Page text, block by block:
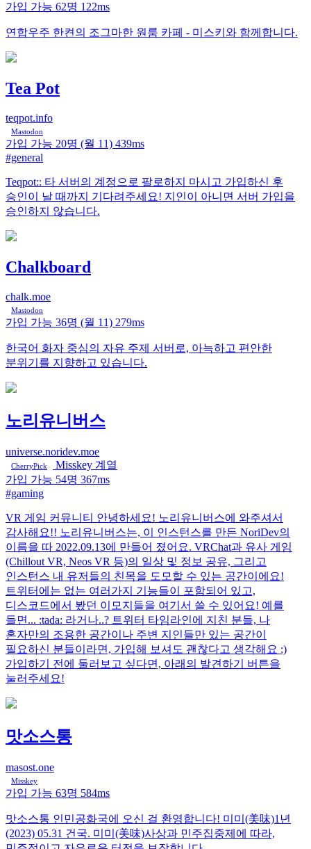
가입 가능 62명 122ms
연합우주 한켠의 조그마한 원룸 카페 - 미스키와 함께합니다.
Tea Pot
teqpot.info
Mastodon
가입 가능 20명 (월 11) 439ms
#general
Teqpot:: 타 서버의 계정으로 팔로하지 마시고 가입하신 후
승인이 날 때까지 기다려주세요! 지인이 아니면 서버 가입을
승인하지 않습니다.
Chalkboard
chalk.moe
Mastodon
가입 가능 36명 (월 11) 279ms
한국어 화자 중심의 자유 주제 서버로, 아늑하고 편안한
분위기를 지향하고 있습니다.
노리유니버스
universe.noridev.moe
CherryPick
Misskey 계열
가입 가능 54명 367ms
#gaming
VR 게임 커뮤니티 안녕하세요! 노리유니버스에 와주셔서
감사해요!! 노리유니버스는, 이 인스턴스를 만든 NoriDev의
이름을 따 2022.09.13에 만들어 졌어요. VRChat과 유사 게임
(Chillout VR, Neos VR 등)의 일상 및 정보 공유, 그리고
인스턴스 내 유저들의 친목을 도모할 수 있는 공간이에요!
트위터에는 없는 여러가지 기능들이 포함되어 있고,
디스코드에서 봤던 이모지들을 여기서 쓸 수 있어요! 예를
들면... :tada: 라거나..? 트위터 타임라인에 지친 분들, 나
혼자만의 조용한 공간이나 주변 지인들만 있는 공간이
필요하신 분들이라면, 가입해 보셔도 괜찮다고 생각해요 :)
가입하기 전에 둘러보고 싶다면, 아래의 발견하기 버튼을
눌러주세요!
맛소스통
masost.one
Misskey
가입 가능 63명 584ms
맛소스통 인민공화국에 오신 걸 환영합니다! 미미(美味)1년
(2023) 05.31 건국. 미미(美味)사상과 민주집중제에 따라,